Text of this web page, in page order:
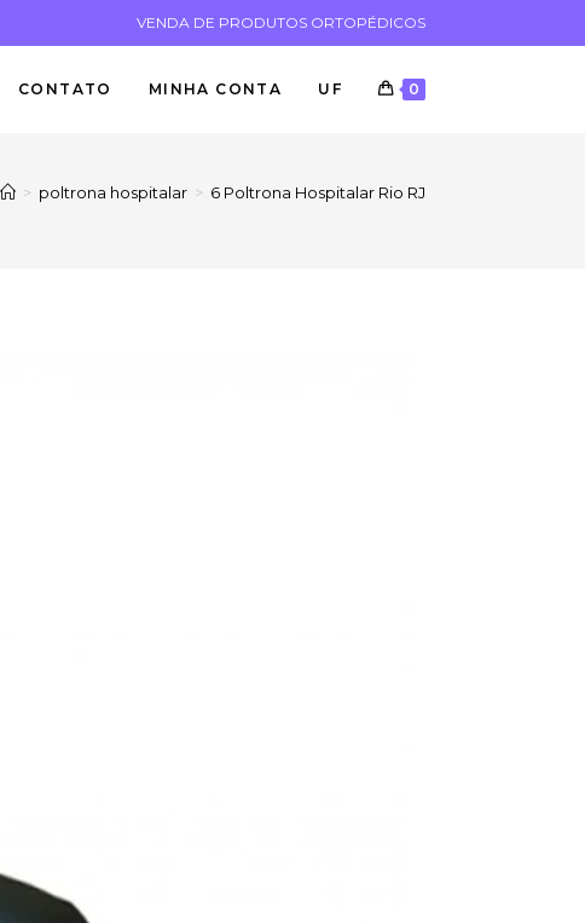
VENDA DE PRODUTOS ORTOPÉDICOS
CONTATO MINHA CONTA UF 0
> poltrona hospitalar > 6 Poltrona Hospitalar Rio RJ